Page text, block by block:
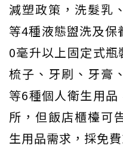
減塑政策，洗髮乳
等4種液態盥洗及保
0毫升以上固定式瓶
梳子、牙刷、牙膏
等6種個人衛生用
所，但飯店櫃檯可
生用品需求，採免